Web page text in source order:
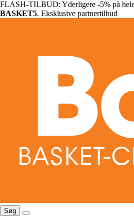
FLASH-TILBUD: Yderligere -5% på
BASKET5. Eksklusive partnertilbud
Søg